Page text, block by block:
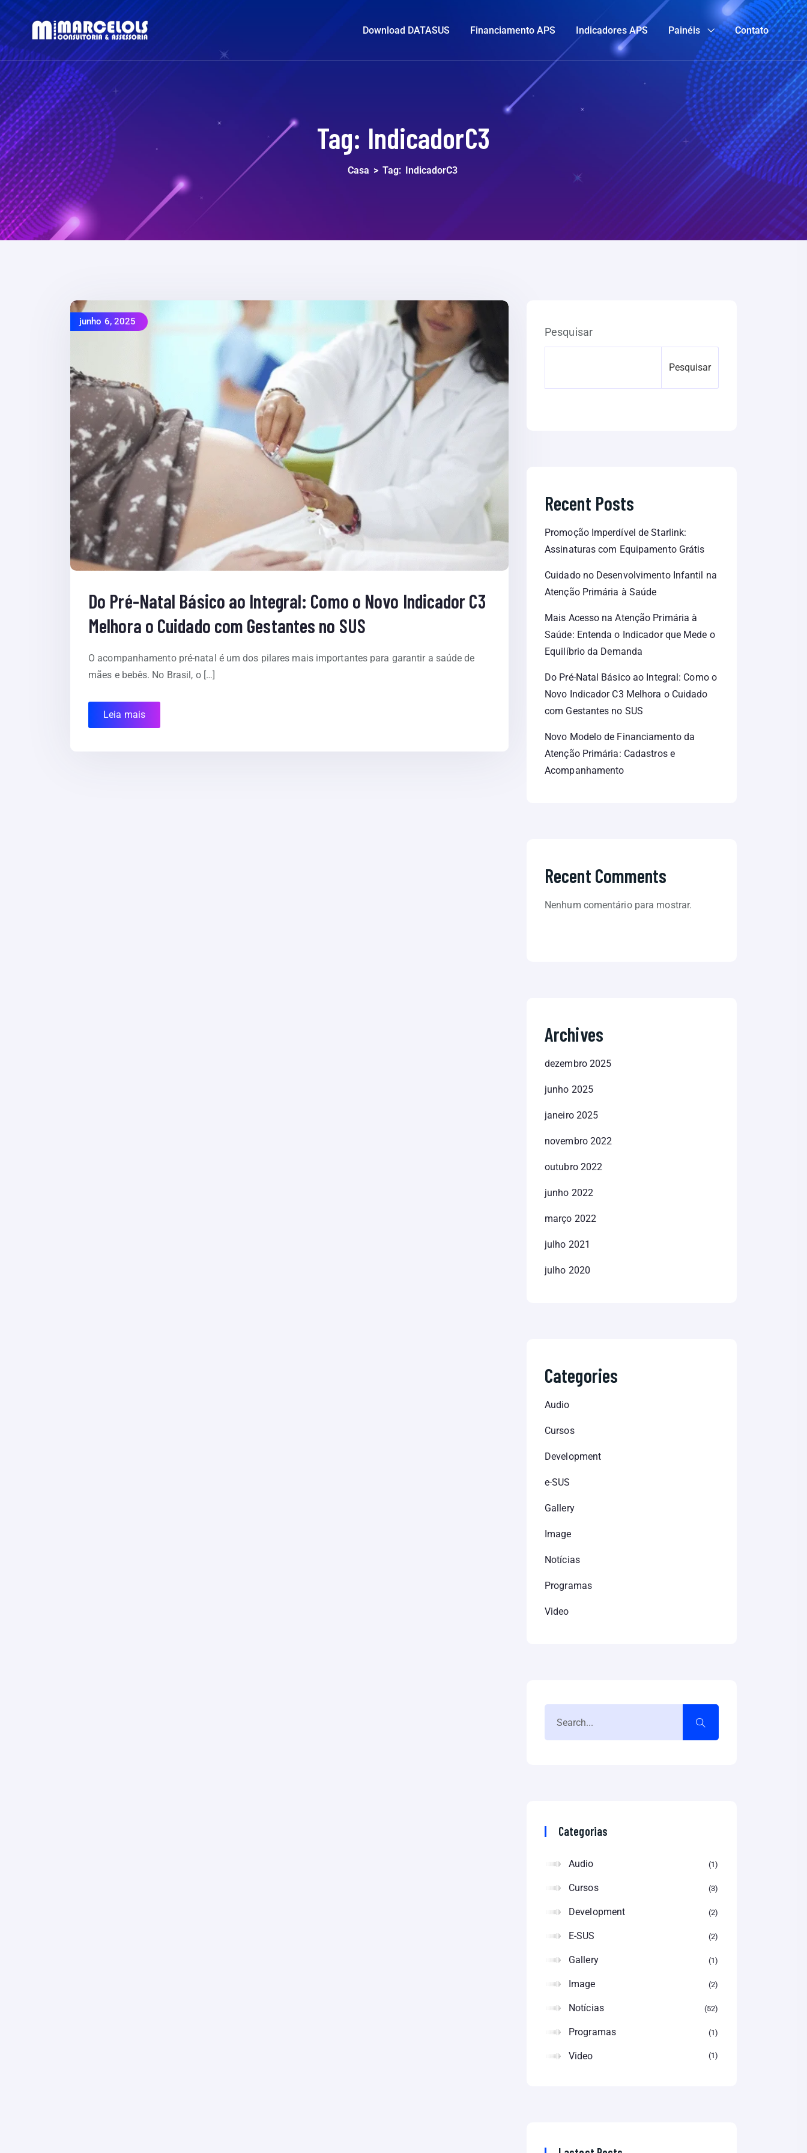
Download DATASUS Financiamento APS Indicadores APS Painéis Contato
Tag: IndicadorC3
Casa > Tag: IndicadorC3
junho 6, 2025
Do Pré-Natal Básico ao Integral: Como o Novo Indicador C3
Melhora o Cuidado com Gestantes no SUS
O acompanhamento pré-natal é um dos pilares mais importantes para garantir a saúde de
mães e bebês. No Brasil, o […]
Leia mais
Pesquisar
Pesquisar
Recent Posts
Promoção Imperdível de Starlink:
Assinaturas com Equipamento Grátis
Cuidado no Desenvolvimento Infantil na
Atenção Primária à Saúde
Mais Acesso na Atenção Primária à
Saúde: Entenda o Indicador que Mede o
Equilíbrio da Demanda
Do Pré-Natal Básico ao Integral: Como o
Novo Indicador C3 Melhora o Cuidado
com Gestantes no SUS
Novo Modelo de Financiamento da
Atenção Primária: Cadastros e
Acompanhamento
Recent Comments
Nenhum comentário para mostrar.
Archives
dezembro 2025
junho 2025
janeiro 2025
novembro 2022
outubro 2022
junho 2022
março 2022
julho 2021
julho 2020
Categories
Audio
Cursos
Development
e-SUS
Gallery
Image
Notícias
Programas
Video
Categorias
Audio 1
Cursos 3
Development 2
E-SUS 2
Gallery 1
Image 2
Notícias 52
Programas 1
Video 1